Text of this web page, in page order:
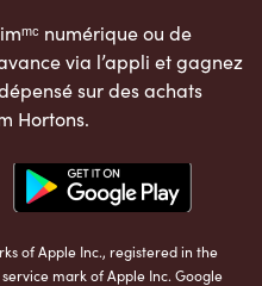
numérique ou de
via l’appli et gagnez
sur des achats
Hortons.
of Apple Inc., registered in the
mark of Apple Inc. Google